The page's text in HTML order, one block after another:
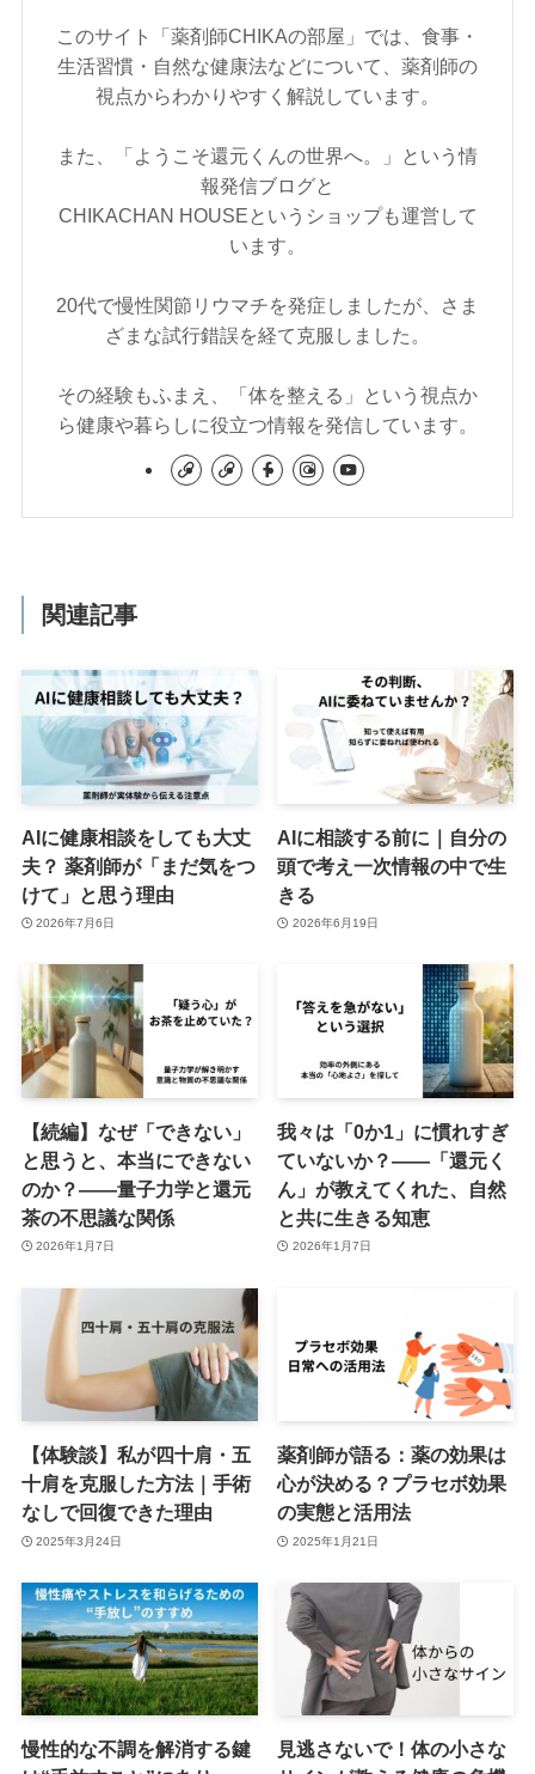
このサイト「薬剤師CHIKAの部屋」では、食事・
生活習慣・自然な健康法などについて、薬剤師の
視点からわかりやすく解説しています。
また、「ようこそ還元くんの世界へ。」という情
報発信ブログと
CHIKACHAN HOUSEというショップも運営して
います。
20代で慢性関節リウマチを発症しましたが、さま
ざまな試行錯誤を経て克服しました。
その経験もふまえ、「体を整える」という視点か
ら健康や暮らしに役立つ情報を発信しています。
関連記事
AIに健康相談をしても大丈
夫？ 薬剤師が「まだ気をつ
けて」と思う理由
2026年7月6日
AIに相談する前に｜自分の
頭で考え一次情報の中で生
きる
2026年6月19日
【続編】なぜ「できない」
と思うと、本当にできない
のか？――量子力学と還元
茶の不思議な関係
2026年1月7日
我々は「0か1」に慣れすぎ
ていないか？――「還元く
ん」が教えてくれた、自然
と共に生きる知恵
2026年1月7日
【体験談】私が四十肩・五
十肩を克服した方法｜手術
なしで回復できた理由
2025年3月24日
薬剤師が語る：薬の効果は
心が決める？プラセボ効果
の実態と活用法
2025年1月21日
慢性的な不調を解消する鍵
見逃さないで！体の小さな